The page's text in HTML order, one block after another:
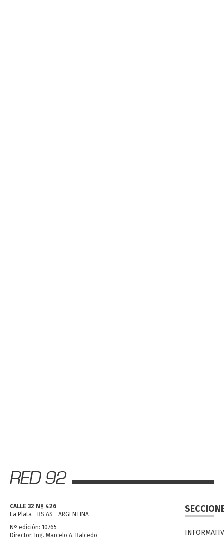
CALLE 32 Nº 426
La Plata - BS AS - ARGENTINA
Nº edición: 10765
Director: Ing. Marcelo A. Balcedo